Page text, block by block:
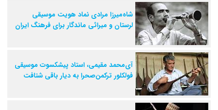
شاه‌میرزا مرادی نماد هویت موسیقی
لرستان و میراثی ماندگار برای فرهنگ ایران
آی‌محمد مقیمی، استاد پیشکسوت موسیقی
فولکلور ترکمن‌صحرا به دیار باقی شتافت